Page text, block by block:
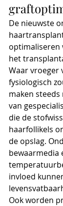
De nieuwste
optimaliseren
het
Waar vroeger
fysiologisch
maken
van
die de
haarfollikels
de opslag.
bewaarmedia
invloed
Ook worden